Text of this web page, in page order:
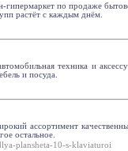
гипермаркет по продаже
растёт с каждым днём.
техника и
и посуда.
ассортимент
остальное.
plansheta-10-s-klaviaturoi